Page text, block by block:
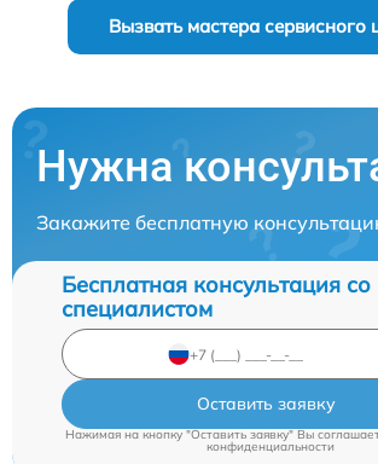
Вызвать мастера сервисного
Нужна
Закажите бесплатную
Бесплатная консультация со
специалистом
Оставить заявку
Нажимая на кнопку "Оставить заявку" Вы
конфиденциальности